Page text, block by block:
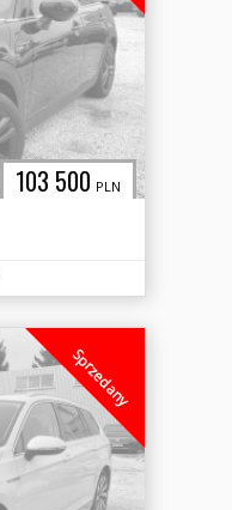
103 500 PLN
Sprzedany